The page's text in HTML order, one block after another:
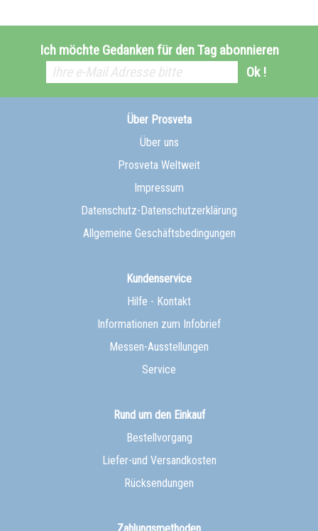
Ich möchte Gedanken für den Tag abonnieren
Ok !
Über Prosveta
Über uns
Prosveta Weltweit
Impressum
Datenschutz-Datenschutzerklärung
Allgemeine Geschäftsbedingungen
Kundenservice
Hilfe - Kontakt
Informationen zum Infobrief
Messen-Ausstellungen
Service
Rund um den Einkauf
Bestellvorgang
Liefer-und Versandkosten
Rücksendungen